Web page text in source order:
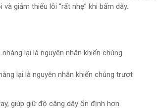
giảm thiểu lỗi “rất nhẹ” khi bấm dây.
lại là nguyên nhân khiến chúng trượt
giúp giữ độ căng dây ổn định hơn.